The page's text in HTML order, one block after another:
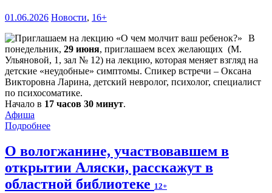
01.06.2026 Новости, 16+
В
понедельник, 29 июня, приглашаем всех желающих (М.
Ульяновой, 1, зал № 12) на лекцию, которая меняет взгляд на
детские «неудобные» симптомы. Спикер встречи – Оксана
Викторовна Ларина, детский невролог, психолог, специалист
по психосоматике.
Начало в 17 часов 30 минут.
Афиша
Подробнее
О вологжанине, участвовавшем в
открытии Аляски, расскажут в
областной библиотеке 12+